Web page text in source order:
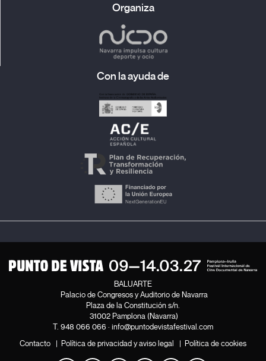
Organiza
Con la ayuda de
BALUARTE
Palacio de Congresos y Auditorio de Navarra
Plaza de la Constitución s/n.
31002 Pamplona (Navarra)
T. 948 066 066 · info@puntodevistafestival.com
Contacto | Política de privacidad y aviso legal | Política de cookies